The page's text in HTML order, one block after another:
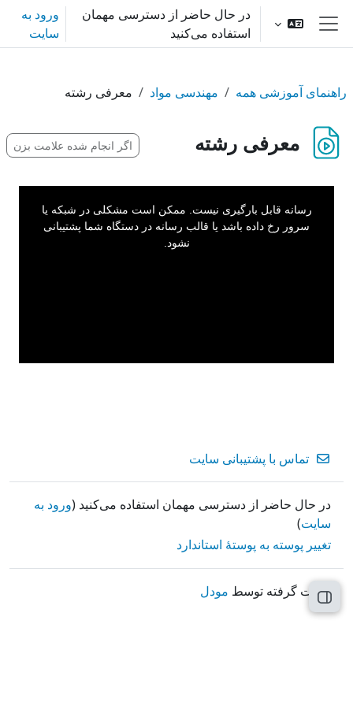
پرش به محتوای اصلی
پنل کناری
در حال حاضر از دسترسی مهمان
استفاده می‌کنید
ورود به
سایت
باز کردن فهرست درس
راهنمای آموزشی همه مهندسی مواد معرفی رشته
معرفی رشته اگر انجام شده علامت بزن
رسانه قابل بارگیری نیست. ممکن است مشکلی در شبکه یا
سرور رخ داده باشد یا قالب رسانه در دستگاه شما پشتیبانی
نشود.
تماس با پشتیبانی سایت
در حال حاضر از دسترسی مهمان استفاده می‌کنید (ورود به
سایت)
تغییر پوسته به پوستهٔ استاندارد
قدرت گرفته توسط مودل